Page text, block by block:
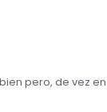
pero, de vez